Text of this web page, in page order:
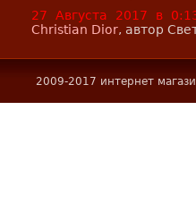
27 Августа 2017 в
Christian Dior, автор
2009-2017 интернет